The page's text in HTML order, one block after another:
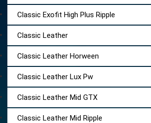
Classic Exofit High Plus Ripple
Classic Leather
Classic Leather Horween
Classic Leather Lux Pw
Classic Leather Mid GTX
Classic Leather Mid Ripple